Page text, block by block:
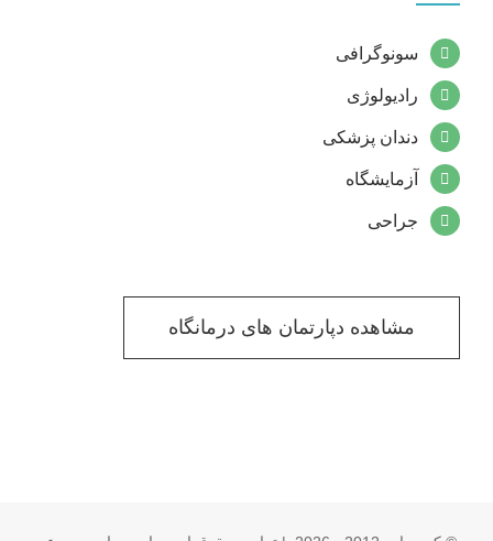
سونوگرافی
رادیولوژی
دندان پزشکی
آزمایشگاه
جراحی
مشاهده دپارتمان های درمانگاه